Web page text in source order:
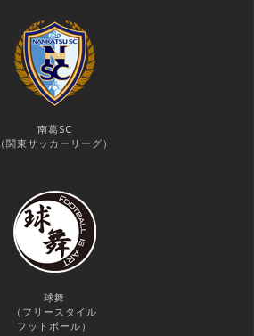
南葛SC
（関東サッカーリーグ）
球舞
（フリースタイル
フットボール）